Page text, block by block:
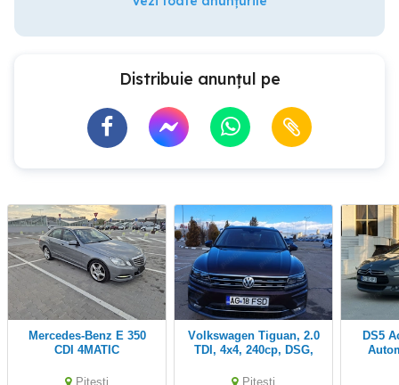
Distribuie anunțul pe
Mercedes-Benz E 350
CDI 4MATIC
Pitesti
Volkswagen Tiguan, 2.0
TDI, 4x4, 240cp, DSG,
Pitesti
DS5 ActiveHibrid 4x4